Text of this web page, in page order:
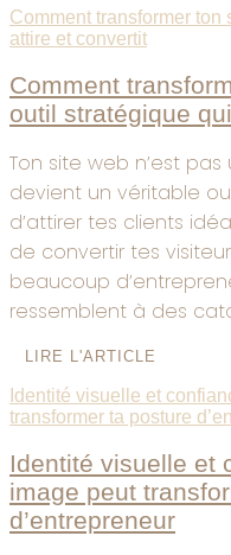
Comment transformer
attire et convertit
Comment
outil stratégique
Ton site web n’est pas
devient un véritable
d’attirer tes clients
de convertir tes
beaucoup
ressemblent à des
LIRE L'ARTICLE
Identité visuelle et
transformer ta posture
Identité visuelle et
image peut
d’entrepreneur